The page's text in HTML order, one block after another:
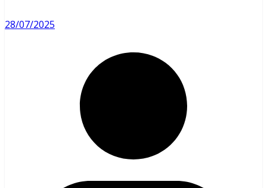
28/07/2025